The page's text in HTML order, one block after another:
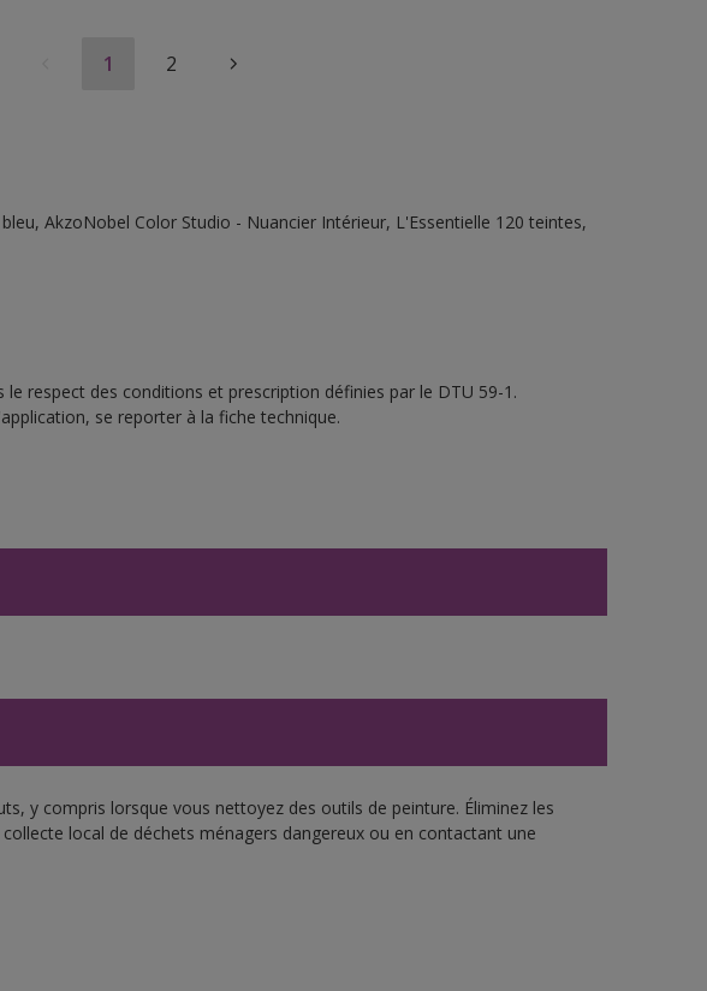
1 2
AkzoNobel Color Studio - Nuancier Intérieur, L'Essentielle 120 teintes,
respect des conditions et prescription définies par le DTU 59-1.
se reporter à la fiche technique.
y compris lorsque vous nettoyez des outils de peinture. Éliminez les
local de déchets ménagers dangereux ou en contactant une